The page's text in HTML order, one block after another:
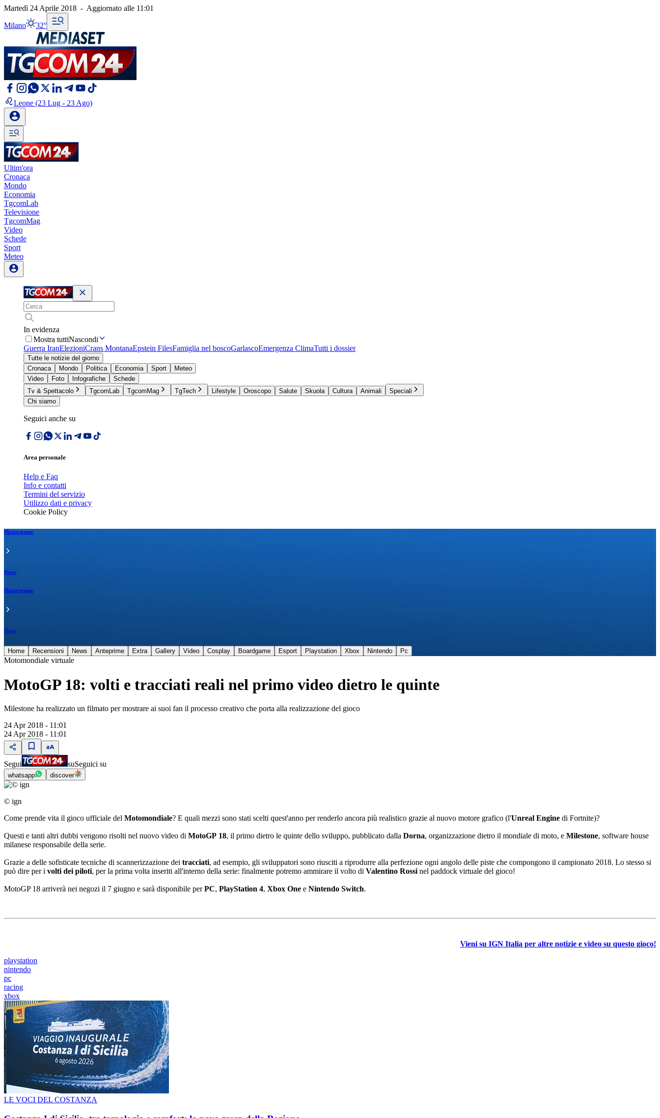
Martedì 24 Aprile 2018 - Aggiornato alle 11:01
Milano 32°
Leone (23 Lug - 23 Ago)
Ultim'ora
Cronaca
Mondo
Economia
TgcomLab
Televisione
TgcomMag
Video
Schede
Sport
Meteo
In evidenza
Mostra tuttiNascondi
Guerra IranElezioniCrans MontanaEpstein FilesFamiglia nel boscoGarlascoEmergenza ClimaTutti i dossier
Tutte le notizie del giorno
Cronaca
Mondo Politica Economia Sport
Meteo
Video
Foto Infografiche
Schede
Tv & Spettacolo
TgcomLab TgcomMag TgTech Lifestyle Oroscopo Salute Skuola Cultura Animali
Speciali
Chi siamo
Seguici anche su
Area personale
Help e Faq
Info e contatti
Termini del servizio
Utilizzo dati e privacy
Cookie Policy
Mastergame
News
Mastergame
News
Home Recensioni News Anteprime Extra Gallery Video Cosplay Boardgame Esport Playstation Xbox Nintendo Pc
Motomondiale virtuale
MotoGP 18: volti e tracciati reali nel primo video dietro le quinte
Milestone ha realizzato un filmato per mostrare ai suoi fan il processo creativo che porta alla realizzazione del gioco
24 Apr 2018 - 11:01
24 Apr 2018 - 11:01
Segui suSeguici su
whatsapp discover
© ign
Come prende vita il gioco ufficiale del Motomondiale? E quali mezzi sono stati scelti quest'anno per renderlo ancora più realistico grazie al nuovo motore grafico (l'Unreal Engine di Fortnite)?
Questi e tanti altri dubbi vengono risolti nel nuovo video di MotoGP 18, il primo dietro le quinte dello sviluppo, pubblicato dalla Dorna, organizzazione dietro il mondiale di moto, e Milestone, software house
milanese responsabile della serie.
Grazie a delle sofisticate tecniche di scannerizzazione dei tracciati, ad esempio, gli sviluppatori sono riusciti a riprodurre alla perfezione ogni angolo delle piste che compongono il campionato 2018. Lo stesso si
può dire per i volti dei piloti, per la prima volta inseriti all'interno della serie: finalmente potremo ammirare il volto di Valentino Rossi nel paddock virtuale del gioco!
MotoGP 18 arriverà nei negozi il 7 giugno e sarà disponibile perPC, PlayStation 4, Xbox One e Nintendo Switch.
Vieni su IGN Italia per altre notizie e video su questo gioco!
playstation
nintendo
pc
racing
xbox
LE VOCI DEL COSTANZA